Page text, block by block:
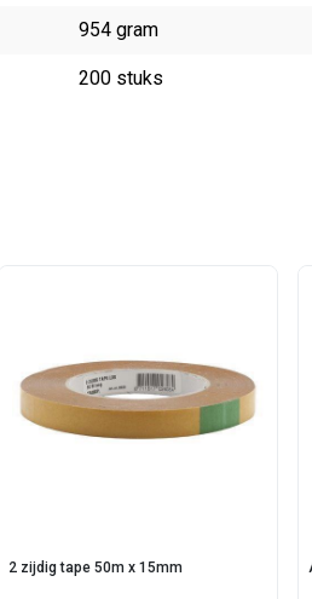
954 gram
200 stuks
2 zijdig tape 50m x 15mm